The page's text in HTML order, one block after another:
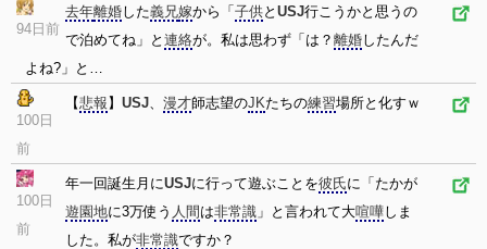
94日前
去年離婚した義兄嫁から「 子供と USJ行こうかと思うの
で泊めてね」と 連絡が。私は思わず「は？ 離婚したんだ
よね?」と…
100日
前
【悲報 】 USJ、 漫才師志望のJKたちの練習場所と化すｗ
100日
前
年一回誕生月にUSJに行って遊ぶことを彼氏に「たかが
遊園地に3万使う 人間 は非常識 」と言われて大喧嘩しま
した。私が非常識ですか？